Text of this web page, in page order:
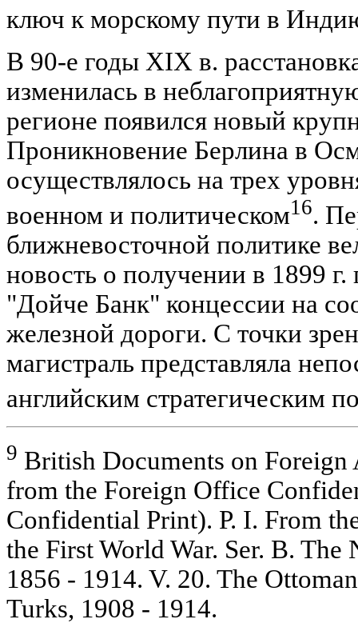
ключ к морскому пути в
В 90-е годы XIX в.
изменилась в
регионе появился новый
Проникновение Берлина в
осуществлялось на трех
военном и политическом16.
ближневосточной политике
новость о получении в 1899
"Дойче Банк" концессии на
железной дороги. С точки
магистраль представляла
английским стратегическим
9 British Documents on Foreign
from the Foreign Office
Confidential Print). P. I. From
the First World War. Ser. B. The
1856 - 1914. V. 20. The
Turks, 1908 - 1914.